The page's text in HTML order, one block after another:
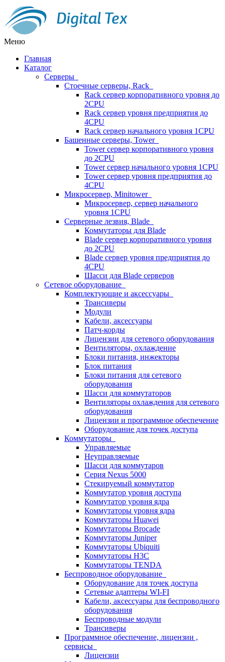
Меню
Главная
Каталог
Серверы
Стоечные серверы, Rack
Rack сервер корпоративного уровня до
2CPU
Rack сервер уровня предприятия до
4CPU
Rack сервер начального уровня 1CPU
Башенные серверы, Tower
Tower сервер корпоративного уровня
до 2CPU
Tower сервер начального уровня 1CPU
Tower сервер уровня предприятия до
4CPU
Микросервер, Minitower
Микросервер, сервер начального
уровня 1CPU
Серверные лезвия, Blade
Коммутаторы для Blade
Blade сервер корпоративного уровня
до 2CPU
Blade сервер уровня предприятия до
4CPU
Шасси для Blade серверов
Сетевое оборудование
Комплектующие и аксессуары
Трансиверы
Модули
Кабели, аксессуары
Патч-корды
Лицензии для сетевого оборудования
Вентиляторы, охлаждение
Блоки питания, инжекторы
Блок питания
Блоки питания для сетевого
оборудования
Шасси для коммутаторов
Вентиляторы охлаждения для сетевого
оборудования
Лицензии и программное обеспечение
Оборудование для точек доступа
Коммутаторы
Управляемые
Неуправляемые
Шасси для коммутаров
Серия Nexus 5000
Стекируемый коммутатор
Коммутатор уровня доступа
Коммутатор уровня ядра
Коммутаторы уровня ядра
Коммутаторы Huawei
Коммутаторы Brocade
Коммутаторы Juniper
Коммутаторы Ubiquiti
Коммутаторы H3C
Коммутаторы TENDA
Беспроводное оборудование
Оборудование для точек доступа
Сетевые адаптеры WI-FI
Кабели, аксессуары для беспроводного
оборудования
Беспроводные модули
Трансиверы
Программное обеспечение, лицензии ,
сервисы
Лицензии